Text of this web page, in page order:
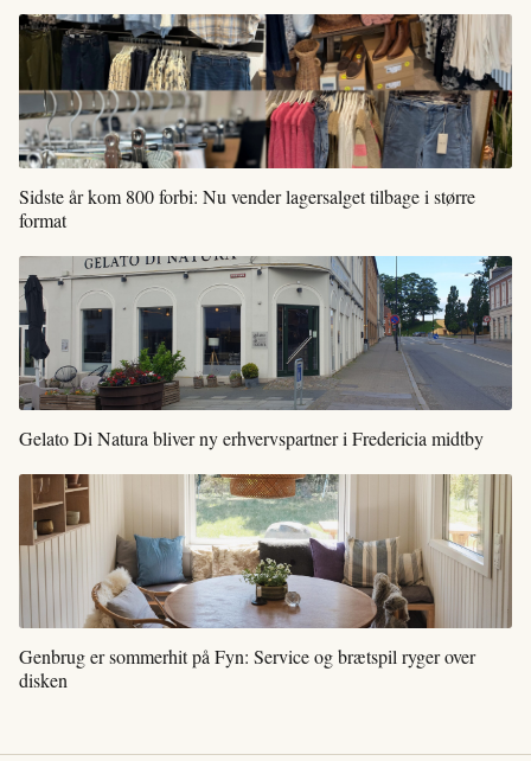
Sidste år kom 800 forbi: Nu vender lagersalget tilbage i større
format
Gelato Di Natura bliver ny erhvervspartner i Fredericia midtby
Genbrug er sommerhit på Fyn: Service og brætspil ryger over
disken